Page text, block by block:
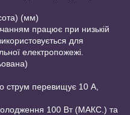
(мм)
працює при низькій
для
електропожежі.
струм перевищує 10 А,
100 Вт (МАКС.) та